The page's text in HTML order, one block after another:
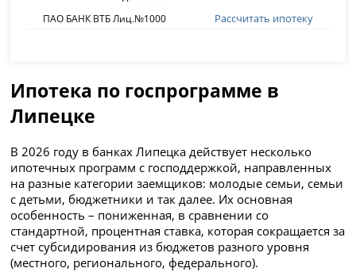
ПАО БАНК ВТБ Лиц.№1000 Рассчитать ипотеку
Ипотека по госпрограмме в
Липецке
В 2026 году в банках Липецка действует несколько
ипотечных программ с господдержкой, направленных
на разные категории заемщиков: молодые семьи, семьи
с детьми, бюджетники и так далее. Их основная
особенность – пониженная, в сравнении со
стандартной, процентная ставка, которая сокращается за
счет субсидирования из бюджетов разного уровня
(местного, регионального, федерального).